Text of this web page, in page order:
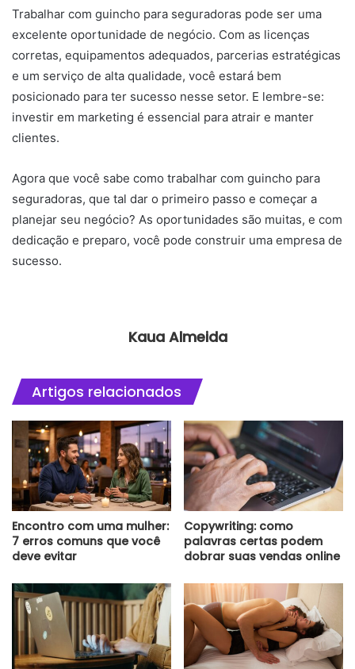
Trabalhar com guincho para seguradoras pode ser uma
excelente oportunidade de negócio. Com as licenças
corretas, equipamentos adequados, parcerias estratégicas
e um serviço de alta qualidade, você estará bem
posicionado para ter sucesso nesse setor. E lembre-se:
investir em marketing é essencial para atrair e manter
clientes.
Agora que você sabe como trabalhar com guincho para
seguradoras, que tal dar o primeiro passo e começar a
planejar seu negócio? As oportunidades são muitas, e com
dedicação e preparo, você pode construir uma empresa de
sucesso.
Kaua Almeida
Artigos relacionados
Encontro com uma mulher:
7 erros comuns que você
deve evitar
Copywriting: como
palavras certas podem
dobrar suas vendas online